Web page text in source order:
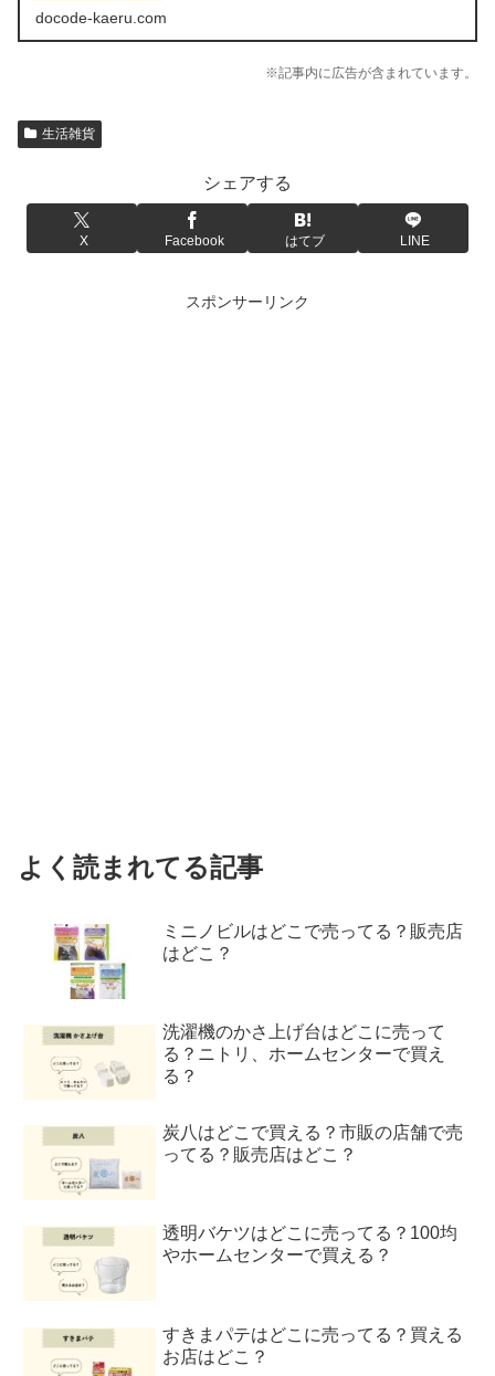
docode-kaeru.com
※記事内に広告が含まれています。
生活雑貨
シェアする
X Facebook はてブ LINE
スポンサーリンク
よく読まれてる記事
ミニノビルはどこで売ってる？販売店
はどこ？
洗濯機のかさ上げ台はどこに売って
る？ニトリ、ホームセンターで買え
る？
炭八はどこで買える？市販の店舗で売
ってる？販売店はどこ？
透明バケツはどこに売ってる？100均
やホームセンターで買える？
すきまパテはどこに売ってる？買える
お店はどこ？